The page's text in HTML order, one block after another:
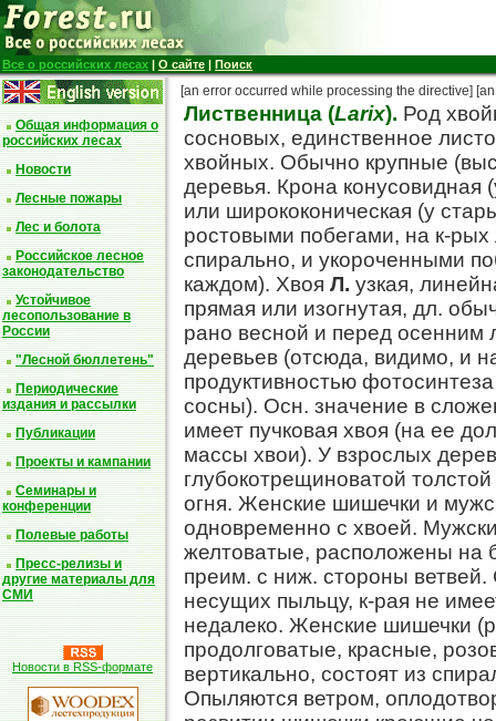
Все о российских лесах | О сайте | Поиск
Общая информация о
российских лесах
Новости
Лесные пожары
Лес и болота
Российское лесное
законодательство
Устойчивое
лесопользование в
России
"Лесной бюллетень"
Периодические
издания и рассылки
Публикации
Проекты и кампании
Семинары и
конференции
Полевые работы
Пресс-релизы и
другие материалы для
СМИ
Новости в RSS-формате
[an error occurred while processing the directive]
Лиственница (Larix). Род
сосновых, единственное
хвойных. Обычно крупные
деревья. Крона конусовидная
или ширококоническая (у
ростовыми побегами, на к-
спирально, и укороченными
каждом). Хвоя Л. узкая,
прямая или изогнутая, дл.
рано весной и перед осенним
деревьев (отсюда, видимо, и
продуктивностью
сосны). Осн. значение в
имеет пучковая хвоя (на ее
массы хвои). У взрослых
глубокотрещиноватой
огня. Женские шишечки и
одновременно с хвоей.
желтоватые, расположены на
преим. с ниж. стороны ветвей.
несущих пыльцу, к-рая не
недалеко. Женские шишечки
продолговатые, красные,
вертикально, состоят из
Опыляются ветром,